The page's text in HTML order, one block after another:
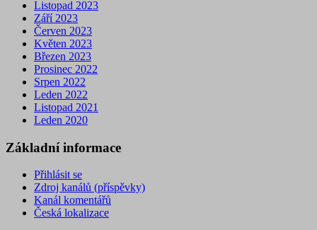
Listopad 2023
Září 2023
Červen 2023
Květen 2023
Březen 2023
Prosinec 2022
Srpen 2022
Leden 2022
Listopad 2021
Leden 2020
Základní informace
Přihlásit se
Zdroj kanálů (příspěvky)
Kanál komentářů
Česká lokalizace